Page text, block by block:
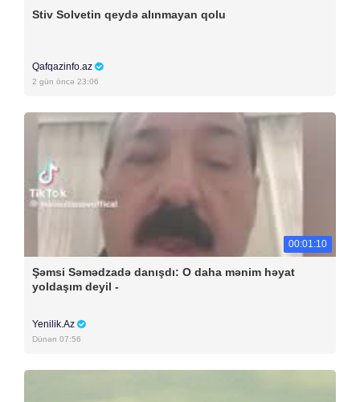
Stiv Solvetin qeydə alınmayan qolu
Qafqazinfo.az
2 gün öncə 23:06
00:01:10
Şəmsi Səmədzadə danışdı: O daha mənim həyat
yoldaşım deyil -
Yenilik.Az
Dünən 07:56